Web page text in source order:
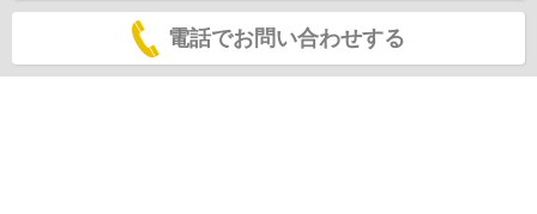
電話でお問い合わせする